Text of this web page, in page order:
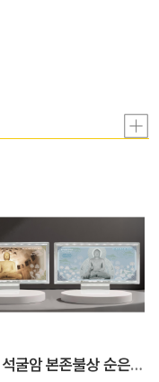
불국사 석굴암 본존불상 순은 30g 은지폐